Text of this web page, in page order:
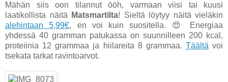
Mähän siis oon tilannut ööh, varmaan viisi tai kuusi
laatikollista näitä
Matsmartilta! Sieltä löytyy näitä vieläkin
alehintaan 5,99€, en voi kuin suositella. 😍 Energiaa
yhdessä 40 gramman patukassa on suunnilleen 200 kcal,
proteiinia 12 grammaa ja hiilareita 8 grammaa. Täältä voi
tsekata tarkat ravintoarvot.